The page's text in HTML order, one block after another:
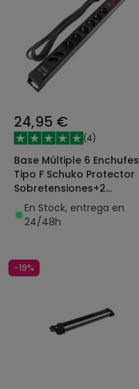
24,95 €
(4)
Base Múltiple 6 Enchufes
Tipo F Schuko Protector
Sobretensiones+2
Enchufes Tipo C+ 2xUSB
5m
En Stock, entrega en
24/48h
-19%